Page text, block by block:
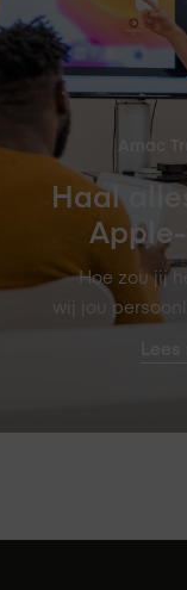
Amac
Haal
Hoe zou jij
wij jou